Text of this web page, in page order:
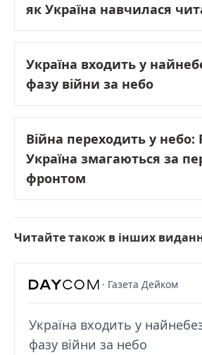
як Україна навчилася
Україна входить у
фазу війни за небо
Війна переходить у небо:
Україна змагаються за
фронтом
Читайте також в інших
· Газета Дейком
Україна входить у
фазу війни за небо